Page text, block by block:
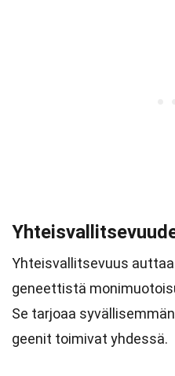
Yhteisvallitsevuus
geneettistä
Se tarjoaa
geenit toimivat yhdessä.